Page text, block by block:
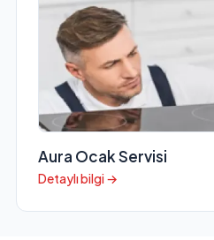
Aura Ocak Servisi
Detaylı bilgi →